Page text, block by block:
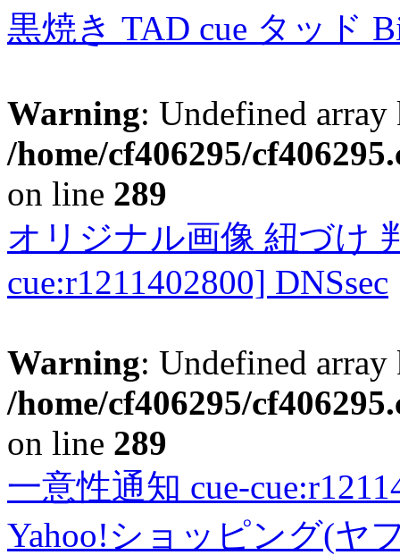
黒焼き TAD cue タッド
Warning: Undefined
/home/cf406295/
on line 289
オリジナル画像 紐づけ
cue:r1211402800] DNSsec
Warning: Undefined
/home/cf406295/
on line 289
一意性通知 cue-
Yahoo!ショッピング(ヤ